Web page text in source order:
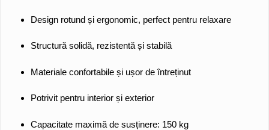
Design rotund și ergonomic, perfect pentru relaxare
Structură solidă, rezistentă și stabilă
Materiale confortabile și ușor de întreținut
Potrivit pentru interior și exterior
Capacitate maximă de susținere: 150 kg